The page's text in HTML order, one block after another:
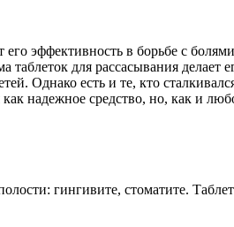
эффективность в борьбе с
для рассасывания делает
Однако есть и те, кто
надежное средство, но, как и
гингивите, стоматите.